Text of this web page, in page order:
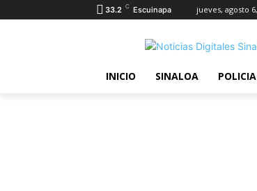
33.2 C Escuinapa jueves, agosto
INICIO SINALOA